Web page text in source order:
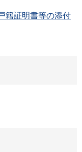
籍証明書等の添付